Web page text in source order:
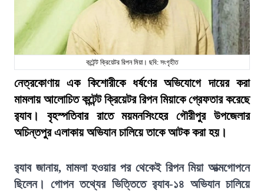
কন্টেন্ট ক্রিয়েটর রিপন মিয়া। ছবি: সংগৃহীত
নেত্রকোণায় এক কিশোরীকে ধর্ষণের অভিযোগে দায়ের করা
মামলায় আলোচিত কন্টেন্ট ক্রিয়েটর রিপন মিয়াকে গ্রেফতার করেছে
র‍্যাব। বৃহস্পতিবার রাতে ময়মনসিংহের গৌরীপুর উপজেলার
অচিন্তপুর এলাকায় অভিযান চালিয়ে তাকে আটক করা হয়।
র‍্যাব জানায়, মামলা হওয়ার পর থেকেই রিপন মিয়া আত্মগোপনে
ছিলেন। গোপন তথ্যের ভিত্তিতে র‍্যাব-১৪ অভিযান চালিয়ে